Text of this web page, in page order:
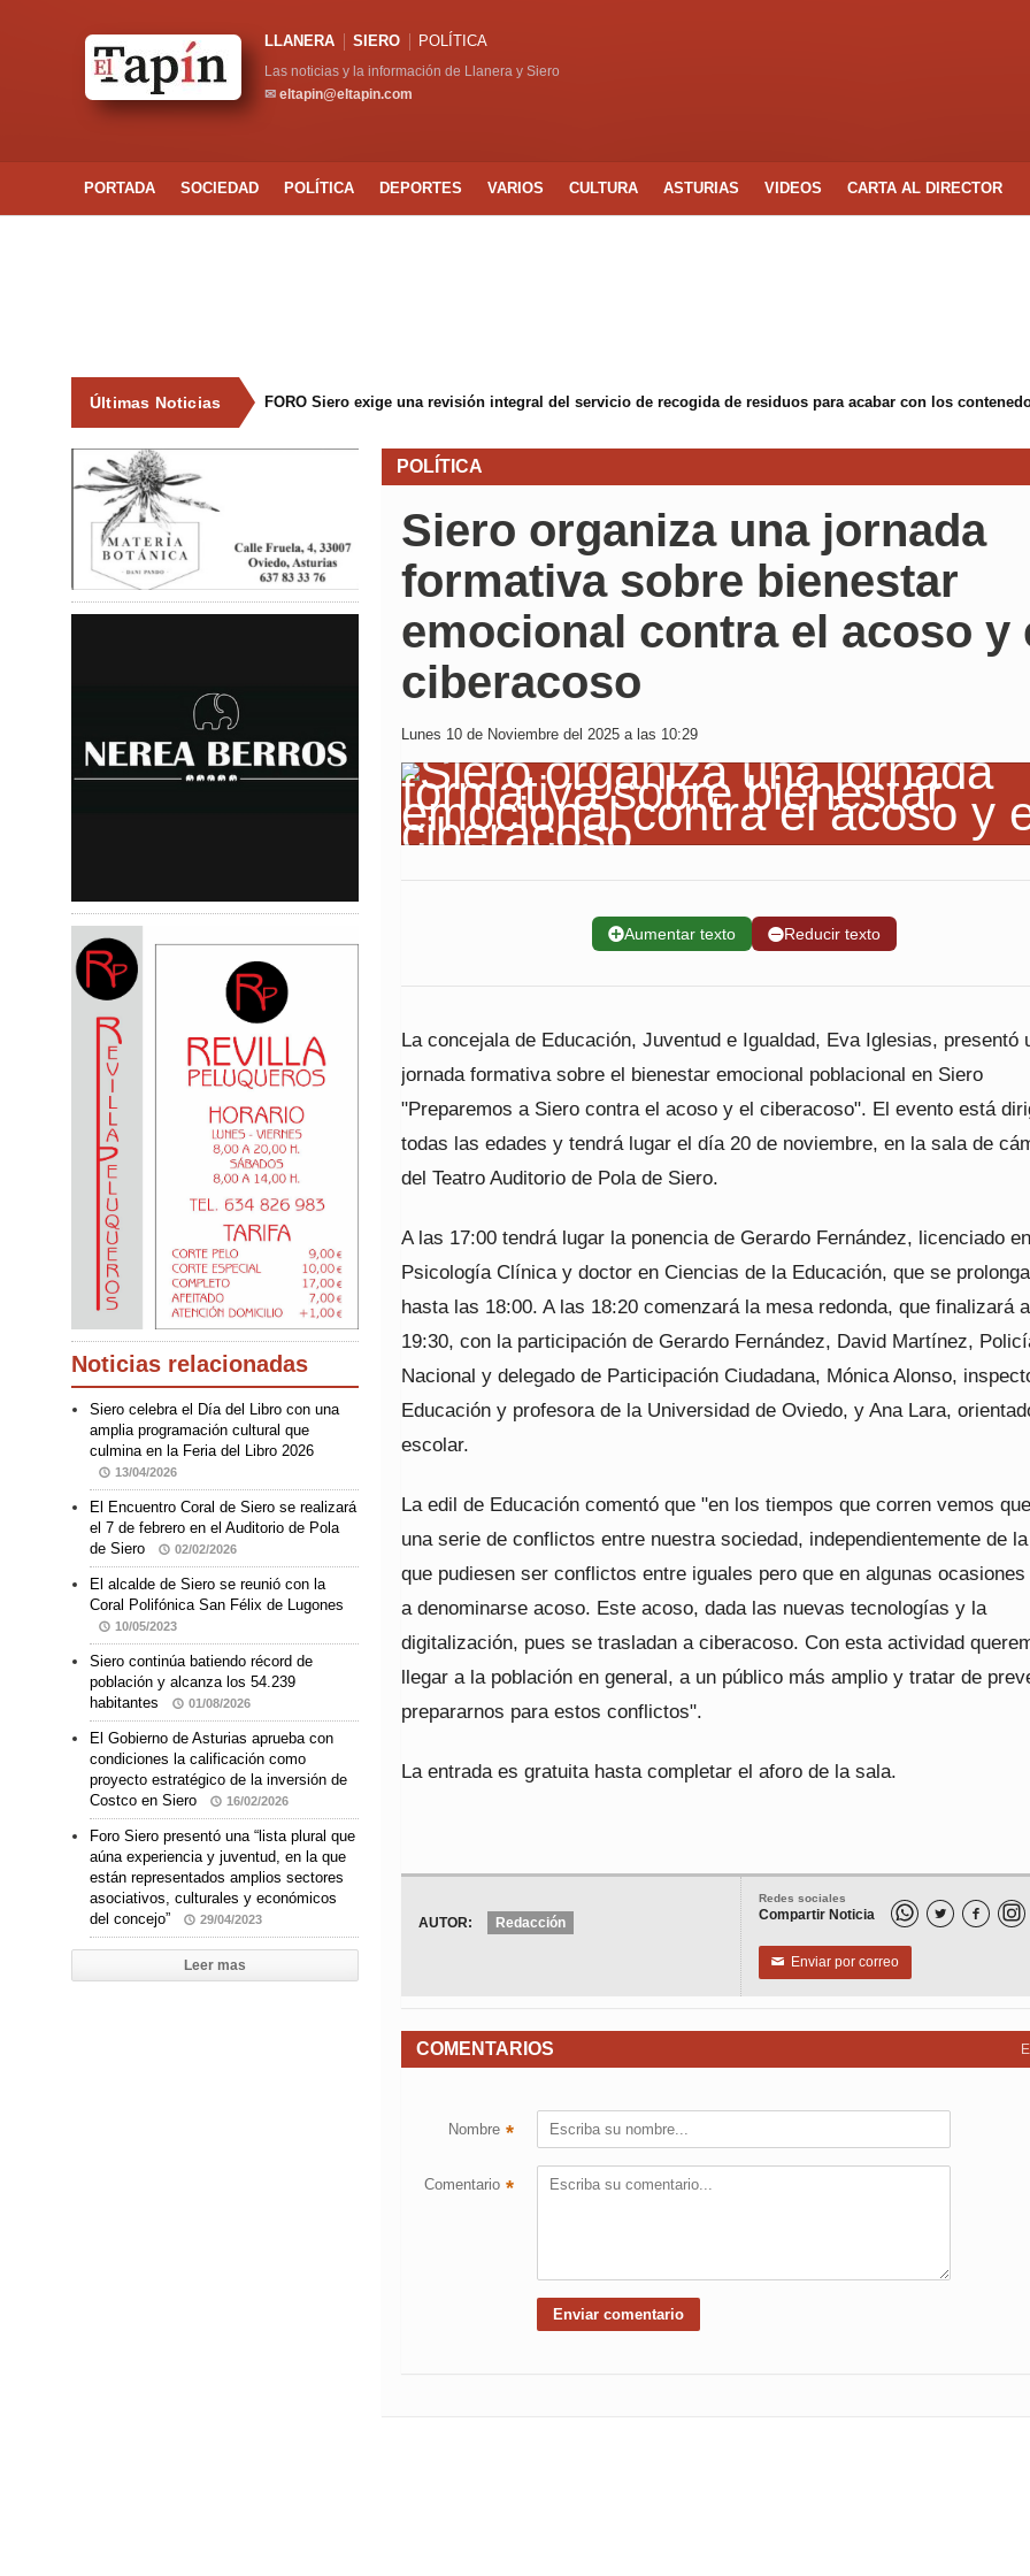
LLANERA SIERO POLÍTICA
Las noticias y la información de Llanera y Siero
✉ eltapin@eltapin.com
PORTADA SOCIEDAD POLÍTICA DEPORTES VARIOS CULTURA ASTURIAS VIDEOS CARTA AL DIRECTOR
Últimas Noticias FORO Siero exige una revisión integral del servicio de recogida de residuos para acabar con los
POLÍTICA
Siero organiza una jornada
formativa sobre bienestar
emocional contra el acoso y
ciberacoso
Lunes 10 de Noviembre del 2025 a las 10:29
➕Aumentar texto ➖Reducir texto
La concejala de Educación, Juventud e Igualdad, Eva Iglesias, presentó
jornada formativa sobre el bienestar emocional poblacional en Siero
"Preparemos a Siero contra el acoso y el ciberacoso". El evento está
todas las edades y tendrá lugar el día 20 de noviembre, en la sala de
del Teatro Auditorio de Pola de Siero.
A las 17:00 tendrá lugar la ponencia de Gerardo Fernández, licenciado en
Psicología Clínica y doctor en Ciencias de la Educación, que se
hasta las 18:00. A las 18:20 comenzará la mesa redonda, que finalizará
19:30, con la participación de Gerardo Fernández, David Martínez,
Nacional y delegado de Participación Ciudadana, Mónica Alonso,
Educación y profesora de la Universidad de Oviedo, y Ana Lara,
escolar.
La edil de Educación comentó que "en los tiempos que corren vemos
una serie de conflictos entre nuestra sociedad, independientemente de
que pudiesen ser conflictos entre iguales pero que en algunas ocasiones
a denominarse acoso. Este acoso, dada las nuevas tecnologías y la
digitalización, pues se trasladan a ciberacoso. Con esta actividad
llegar a la población en general, a un público más amplio y tratar de
prepararnos para estos conflictos".
La entrada es gratuita hasta completar el aforo de la sala.
Redes sociales
Compartir Noticia  
✉ Enviar por correo
AUTOR: Redacción
COMENTARIOS
Nombre *
Comentario *
Noticias relacionadas
Siero celebra el Día del Libro con una
amplia programación cultural que
culmina en la Feria del Libro 2026
13/04/2026
El Encuentro Coral de Siero se realizará
el 7 de febrero en el Auditorio de Pola
de Siero
02/02/2026
El alcalde de Siero se reunió con la
Coral Polifónica San Félix de Lugones
10/05/2023
Siero continúa batiendo récord de
población y alcanza los 54.239
habitantes
01/08/2026
El Gobierno de Asturias aprueba con
condiciones la calificación como
proyecto estratégico de la inversión de
Costco en Siero
16/02/2026
Foro Siero presentó una “lista plural que
aúna experiencia y juventud, en la que
están representados amplios sectores
asociativos, culturales y económicos
del concejo”
29/04/2023
Leer mas